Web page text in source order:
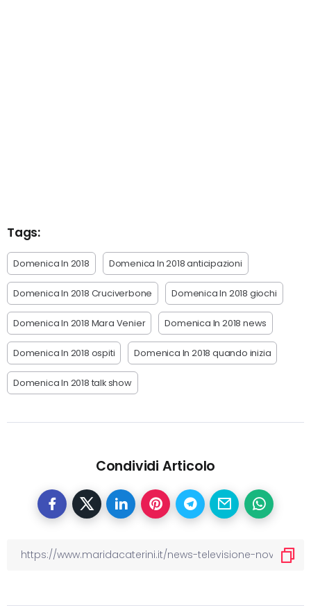
Tags:
Domenica In 2018 Domenica In 2018 anticipazioni
Domenica In 2018 Cruciverbone Domenica In 2018 giochi
Domenica In 2018 Mara Venier Domenica In 2018 news
Domenica In 2018 ospiti Domenica In 2018 quando inizia
Domenica In 2018 talk show
Condividi Articolo